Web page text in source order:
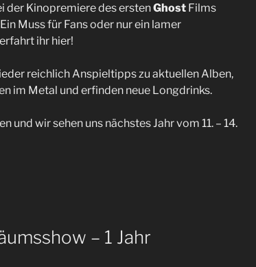
der Kinopremiere des erstenGhost Films
Muss für Fans oder nur ein lamer
ihr hier!
reichlich Anspieltipps zu aktuellen Alben,
im Metal und erfinden neue Longdrinks.
und wir sehen uns nächstes Jahr vom 11. – 14.
– 1 Jahr